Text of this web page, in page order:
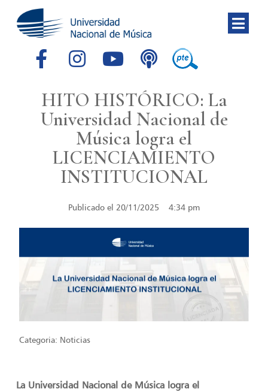
HITO HISTÓRICO: La
Universidad Nacional de
Música logra el
LICENCIAMIENTO
INSTITUCIONAL
Publicado el 20/11/2025 4:34 pm
Categoria: Noticias
La Universidad Nacional de Música logra el